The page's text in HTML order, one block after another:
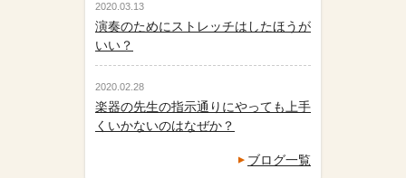
2020.03.13
演奏のためにストレッチはしたほうが
いい？
2020.02.28
楽器の先生の指示通りにやっても上手
くいかないのはなぜか？
ブログ一覧